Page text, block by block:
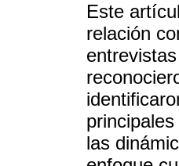
Este
relación
las